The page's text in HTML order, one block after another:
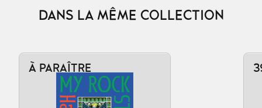
DANS LA MÊME COLLECTION
À PARAÎTRE